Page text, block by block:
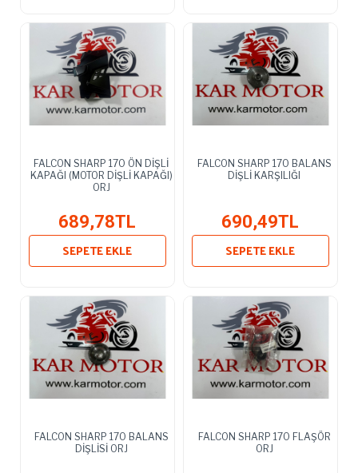
FALCON SHARP 170 ÖN DİŞLİ
KAPAĞI (MOTOR DİŞLİ KAPAĞI)
ORJ
689,78TL
SEPETE EKLE
FALCON SHARP 170 BALANS
DİŞLİ KARŞILIĞI
690,49TL
SEPETE EKLE
FALCON SHARP 170 BALANS
DİŞLİSİ ORJ
FALCON SHARP 170 FLAŞÖR
ORJ